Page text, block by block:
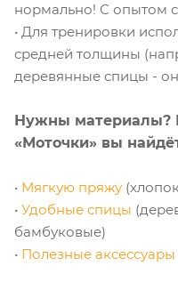
нормально! С опытом
• Для тренировки
средней толщины
деревянные спицы -
Нужны материалы?
«Моточки» вы
• Мягкую пряжу
• Удобные спицы
бамбуковые)
• Полезные аксессуары